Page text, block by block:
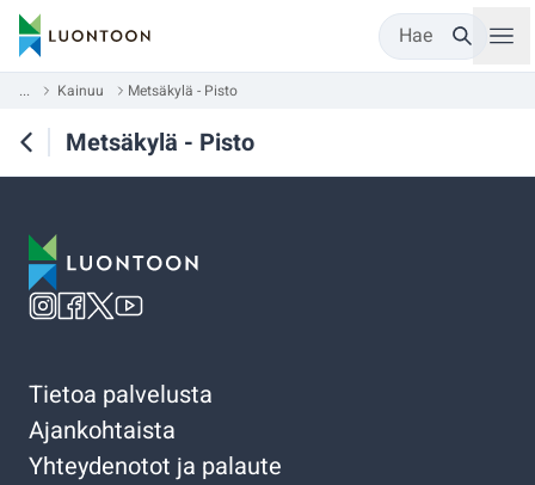
Hae
... Kainuu Metsäkylä - Pisto
Metsäkylä - Pisto
Tietoa palvelusta
Ajankohtaista
Yhteydenotot ja palaute